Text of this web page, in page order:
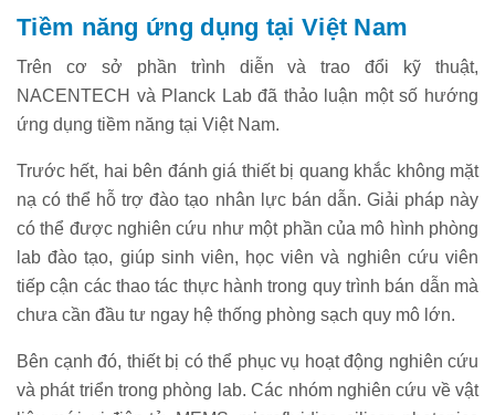
Tiềm năng ứng dụng tại Việt Nam
Trên cơ sở phần trình diễn và trao đổi kỹ thuật,
NACENTECH và Planck Lab đã thảo luận một số hướng
ứng dụng tiềm năng tại Việt Nam.
Trước hết, hai bên đánh giá thiết bị quang khắc không mặt
nạ có thể hỗ trợ đào tạo nhân lực bán dẫn. Giải pháp này
có thể được nghiên cứu như một phần của mô hình phòng
lab đào tạo, giúp sinh viên, học viên và nghiên cứu viên
tiếp cận các thao tác thực hành trong quy trình bán dẫn mà
chưa cần đầu tư ngay hệ thống phòng sạch quy mô lớn.
Bên cạnh đó, thiết bị có thể phục vụ hoạt động nghiên cứu
và phát triển trong phòng lab. Các nhóm nghiên cứu về vật